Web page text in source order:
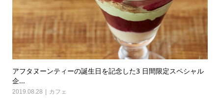
アフタヌーンティーの誕生日を記念した3 日間限定スペシャル
企...
2019.08.28 カフェ